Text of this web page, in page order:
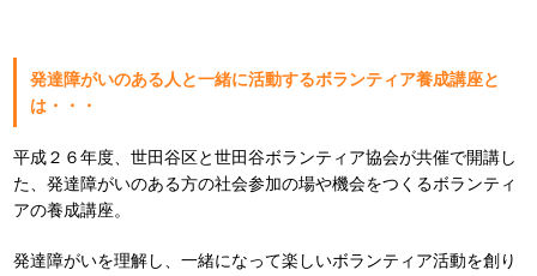
発達障がいのある人と一緒に活動するボランティア養成講座と
は・・・
平成２６年度、世田谷区と世田谷ボランティア協会が共催で開講し
た、発達障がいのある方の社会参加の場や機会をつくるボランティ
アの養成講座。
発達障がいを理解し、一緒になって楽しいボランティア活動を創り